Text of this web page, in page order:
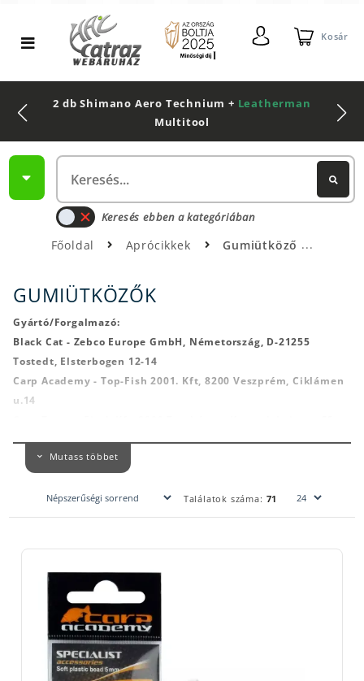
Kosár
2 db Shimano Aero Technium + Leatherman
Multitool
Keresés ebben a kategóriában
Főoldal Aprócikkek Gumiütköző
GUMIÜTKÖZŐK
Gyártó/Forgalmazó:
Black Cat - Zebco Europe GmbH, Németország, D-21255
Tostedt, Elsterbogen 12-14
Carp Academy - Top-Fish 2001. Kft, 8200 Veszprém, Ciklámen
u.14
Cormoran - Daiwa-Cormoran GmbH, Németország, 80992
Munich, Georg-Brauchle-Ring u.23-25
Georg-Brauchle-Ring u.23-25
Matrix - Fox International Group LTD. Belgium, 21255 Beerse,
Nevis - Top-Fish 2001. Kft, 8200 Veszprém, Ciklámen u.14
Prologic - Svendsen Sport A/S, Dánia, 4621 Gadstrup,
Erhervervsparken u.14
Spro -Spro Deutschland GmbH, Németország, 40472
Düsseldorf, Kanzlerstabe u.4.
The One - Energofish KFT, 1201 Budapest, Helsinki u.75
Preston Innovations - Preston Innovations Europe, Belgium,
Mutass többet
Találatok száma: 71